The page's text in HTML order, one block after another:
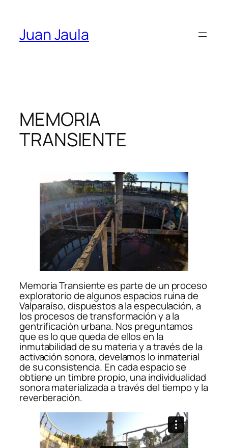
content
Juan Jaula
MEMORIA
TRANSIENTE
Memoria Transiente es parte de un proceso
exploratorio de algunos espacios ruina de
Valparaíso, dispuestos a la especulación, a
los procesos de transformación y a la
gentrificación urbana. Nos preguntamos
que es lo que queda de ellos en la
inmutabilidad de su materia y a través de la
activación sonora, develamos lo inmaterial
de su consistencia. En cada espacio se
obtiene un timbre propio, una individualidad
sonora materializada a través del tiempo y la
reverberación.